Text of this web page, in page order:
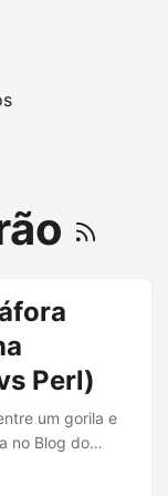
Perl)
um gorila e
no Blog do
fundadores. E